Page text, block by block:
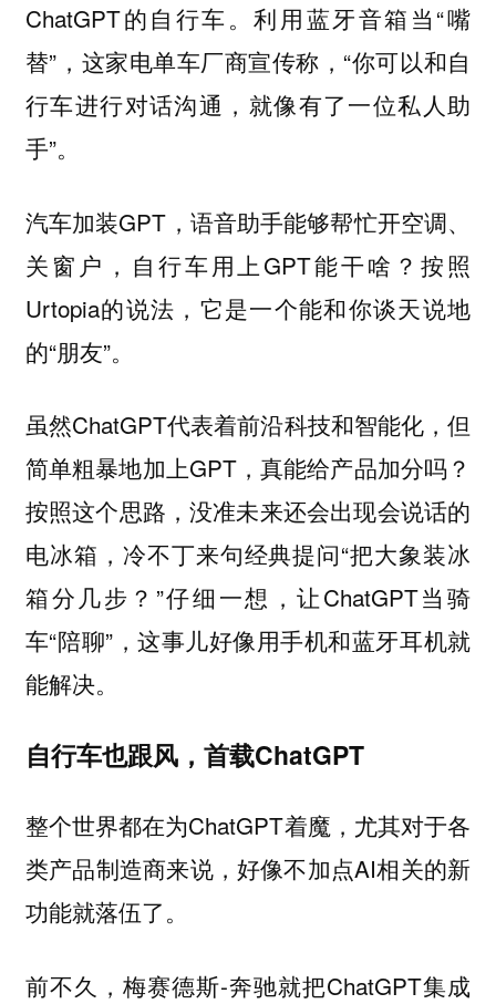
ChatGPT的自行车。利用蓝牙音箱当“嘴
替”，这家电单车厂商宣传称，“你可以和自
行车进行对话沟通，就像有了一位私人助
手”。
汽车加装GPT，语音助手能够帮忙开空调、
关窗户，自行车用上GPT能干啥？按照
Urtopia的说法，它是一个能和你谈天说地
的“朋友”。
虽然ChatGPT代表着前沿科技和智能化，但
简单粗暴地加上GPT，真能给产品加分吗？
按照这个思路，没准未来还会出现会说话的
电冰箱，冷不丁来句经典提问“把大象装冰
箱分几步？”仔细一想，让ChatGPT当骑
车“陪聊”，这事儿好像用手机和蓝牙耳机就
能解决。
自行车也跟风，首载ChatGPT
整个世界都在为ChatGPT着魔，尤其对于各
类产品制造商来说，好像不加点AI相关的新
功能就落伍了。
前不久，梅赛德斯-奔驰就把ChatGPT集成